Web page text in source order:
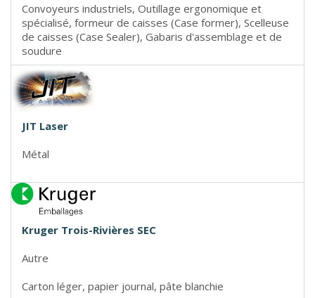
Convoyeurs industriels, Outillage ergonomique et
spécialisé, formeur de caisses (Case former), Scelleuse
de caisses (Case Sealer), Gabaris d'assemblage et de
soudure
JIT Laser
Métal
Kruger Trois-Rivières SEC
Autre
Carton léger, papier journal, pâte blanchie